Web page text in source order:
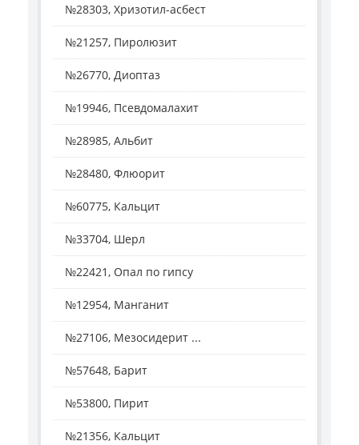
№28303, Хризотил-асбест
№21257, Пиролюзит
№26770, Диоптаз
№19946, Псевдомалахит
№28985, Альбит
№28480, Флюорит
№60775, Кальцит
№33704, Шерл
№22421, Опал по гипсу
№12954, Манганит
№27106, Мезосидерит ...
№57648, Барит
№53800, Пирит
№21356, Кальцит